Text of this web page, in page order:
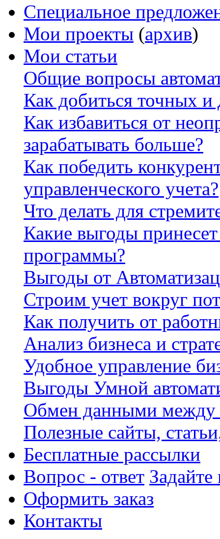
Специальное
Мои проекты (архив)
Мои статьи
Общие вопросы
Как добиться точных
Как избавиться от
зарабатывать больше?
Как победить
управленческого учета?
Что делать для
Какие выгоды
программы?
Выгоды от
Строим учет вокруг
Как получить от
Анализ бизнеса и
Удобное управление
Выгоды Умной
Обмен данными между
Полезные сайты,
Бесплатные рассылки
Вопрос - ответ
Оформить заказ
Контакты